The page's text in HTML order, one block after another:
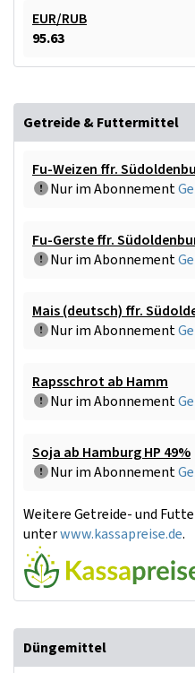
EUR/RUB
95.63
Getreide & Futtermittel
Fu-Weizen ffr.
Nur im Abonnement
Fu-Gerste ffr.
Nur im Abonnement
Mais (deutsch) ffr.
Nur im Abonnement
Rapsschrot ab Hamm
Nur im Abonnement
Soja ab Hamburg HP 49%
Nur im Abonnement
Weitere Getreide- und
unterwww.kassapreise.de.
Düngemittel